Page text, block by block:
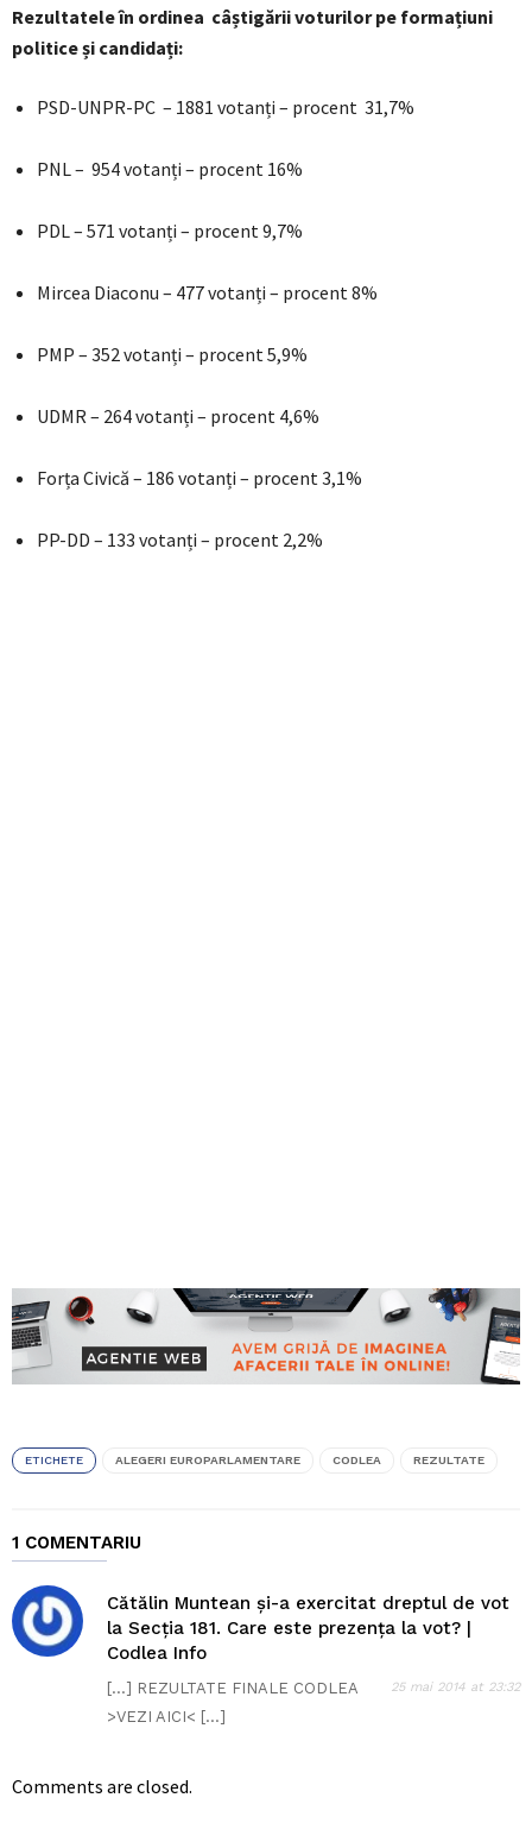
Rezultatele în ordinea câștigării voturilor pe formațiuni
politice și candidați:
PSD-UNPR-PC – 1881 votanți – procent 31,7%
PNL – 954 votanți – procent 16%
PDL – 571 votanți – procent 9,7%
Mircea Diaconu – 477 votanți – procent 8%
PMP – 352 votanți – procent 5,9%
UDMR – 264 votanți – procent 4,6%
Forța Civică – 186 votanți – procent 3,1%
PP-DD – 133 votanți – procent 2,2%
ETICHETE ALEGERI EUROPARLAMENTARE CODLEA REZULTATE
1 COMENTARIU
Cătălin Muntean și-a exercitat dreptul de vot
la Secția 181. Care este prezența la vot? |
Codlea Info
25 mai 2014 at 23:32
[…] REZULTATE FINALE CODLEA
>VEZI AICI< […]
Comments are closed.